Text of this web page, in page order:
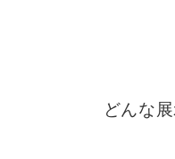
どんな